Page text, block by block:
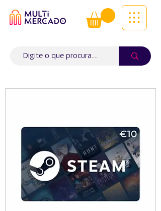
Tudo num só lugar! | Entregas ao
domicílio